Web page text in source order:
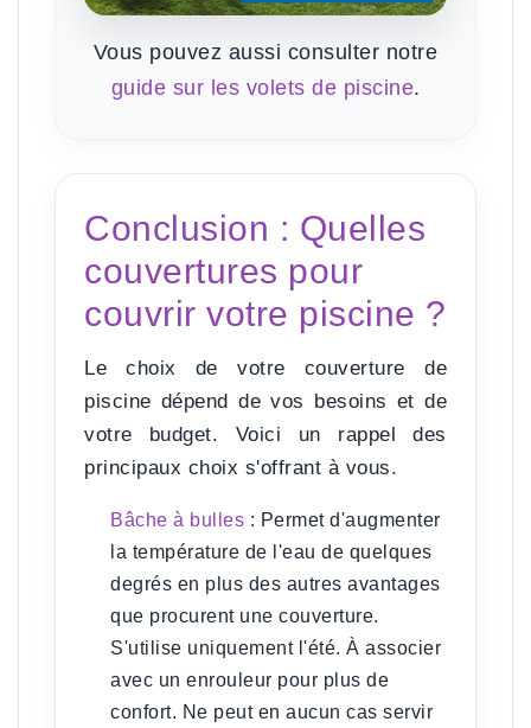
Vous pouvez aussi consulter notre
guide sur les volets de piscine.
Conclusion : Quelles
couvertures pour
couvrir votre piscine ?
Le choix de votre couverture de
piscine dépend de vos besoins et de
votre budget. Voici un rappel des
principaux choix s'offrant à vous.
Bâche à bulles : Permet d'augmenter
la température de l'eau de quelques
degrés en plus des autres avantages
que procurent une couverture.
S'utilise uniquement l'été. À associer
avec un enrouleur pour plus de
confort. Ne peut en aucun cas servir